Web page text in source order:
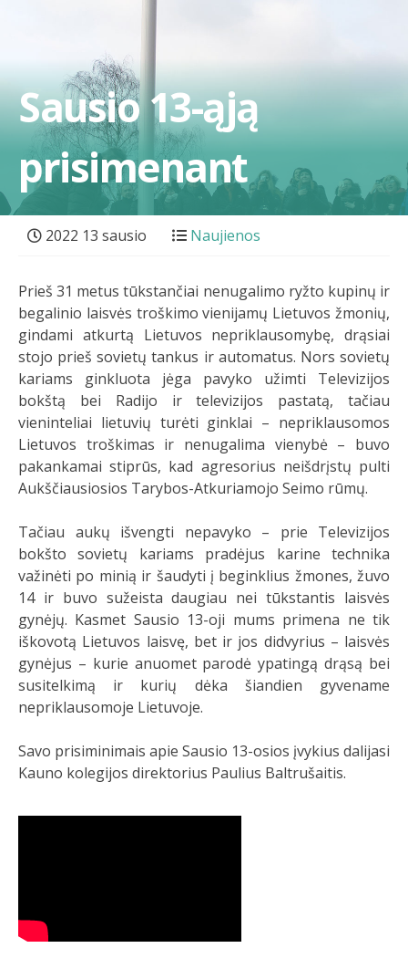
Sausio 13-ąją
prisimenant
2022 13 sausio Naujienos
Prieš 31 metus tūkstančiai nenugalimo ryžto kupinų ir
begalinio laisvės troškimo vienijamų Lietuvos žmonių,
gindami atkurtą Lietuvos nepriklausomybę, drąsiai
stojo prieš sovietų tankus ir automatus. Nors sovietų
kariams ginkluota jėga pavyko užimti Televizijos
bokštą bei Radijo ir televizijos pastatą, tačiau
vieninteliai lietuvių turėti ginklai – nepriklausomos
Lietuvos troškimas ir nenugalima vienybė – buvo
pakankamai stiprūs, kad agresorius neišdrįstų pulti
Aukščiausiosios Tarybos-Atkuriamojo Seimo rūmų.
Tačiau aukų išvengti nepavyko – prie Televizijos
bokšto sovietų kariams pradėjus karine technika
važinėti po minią ir šaudyti į beginklius žmones, žuvo
14 ir buvo sužeista daugiau nei tūkstantis laisvės
gynėjų. Kasmet Sausio 13-oji mums primena ne tik
iškovotą Lietuvos laisvę, bet ir jos didvyrius – laisvės
gynėjus – kurie anuomet parodė ypatingą drąsą bei
susitelkimą ir kurių dėka šiandien gyvename
nepriklausomoje Lietuvoje.
Savo prisiminimais apie Sausio 13-osios įvykius dalijasi
Kauno kolegijos direktorius Paulius Baltrušaitis.